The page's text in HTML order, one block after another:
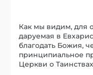
Как мы видим, для
даруемая в
благодать Божия,
принципиальное
Церкви о